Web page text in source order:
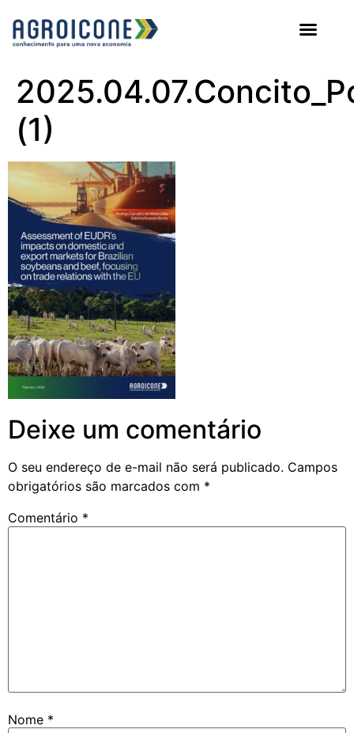
(1)
Deixe um comentário
O seu endereço de e-mail não será publicado. Campos
obrigatórios são marcados com *
Comentário *
Nome *